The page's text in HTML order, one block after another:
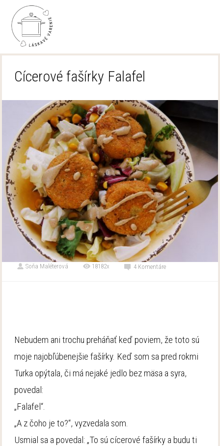
Cícerové fašírky Falafel
Soňa Maléterová 18182x 4 Komentáre
Nebudem ani trochu preháňať keď poviem, že toto sú
moje najobľúbenejšie fašírky. Keď som sa pred rokmi
Turka opýtala, či má nejaké jedlo bez mäsa a syra,
povedal:
„Falafel“.
„A z čoho je to?“, vyzvedala som.
Usmial sa a povedal: „To sú cícerové fašírky a budu ti